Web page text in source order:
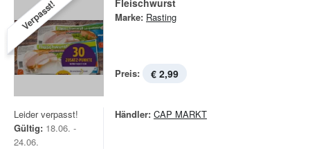
Verpasst! Fleischwurst
Marke: Rasting
Preis: € 2,99
Leider verpasst!
Gültig: 18.06. -
24.06.
Händler: CAP MARKT